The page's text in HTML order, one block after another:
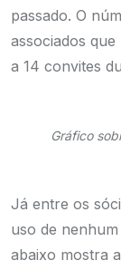
passado. O
associados
a 14 convites
Gráfico
Já entre os
uso de
abaixo mostra